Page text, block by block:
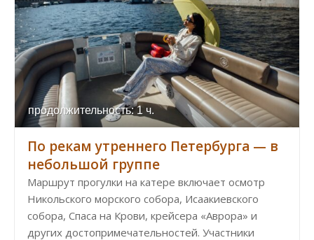
продолжительность: 1 ч.
По рекам утреннего Петербурга — в
небольшой группе
Маршрут прогулки на катере включает осмотр
Никольского морского собора, Исаакиевского
собора, Спаса на Крови, крейсера «Аврора» и
других достопримечательностей. Участники